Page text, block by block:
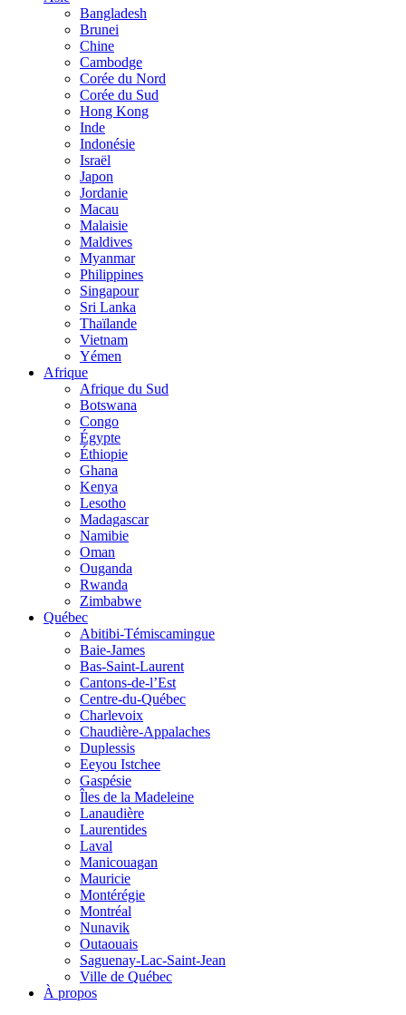
Bangladesh
Brunei
Chine
Cambodge
Corée du Nord
Corée du Sud
Hong Kong
Inde
Indonésie
Israël
Japon
Jordanie
Macau
Malaisie
Maldives
Myanmar
Philippines
Singapour
Sri Lanka
Thaïlande
Vietnam
Yémen
Afrique
Afrique du Sud
Botswana
Congo
Égypte
Éthiopie
Ghana
Kenya
Lesotho
Madagascar
Namibie
Oman
Ouganda
Rwanda
Zimbabwe
Québec
Abitibi-Témiscamingue
Baie-James
Bas-Saint-Laurent
Cantons-de-l’Est
Centre-du-Québec
Charlevoix
Chaudière-Appalaches
Duplessis
Eeyou Istchee
Gaspésie
Îles de la Madeleine
Lanaudière
Laurentides
Laval
Manicouagan
Mauricie
Montérégie
Montréal
Nunavik
Outaouais
Saguenay-Lac-Saint-Jean
Ville de Québec
À propos